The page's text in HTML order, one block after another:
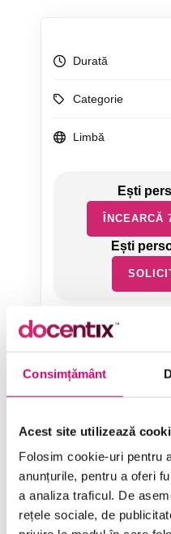
Consimțământ
Acest site utilizează
Folosim cookie-uri pentru
anunțurile, pentru a oferi
a analiza traficul. De
rețele sociale, de
Durată
Categorie
Limbă
Categorii de
Comunicare
Dezvoltare